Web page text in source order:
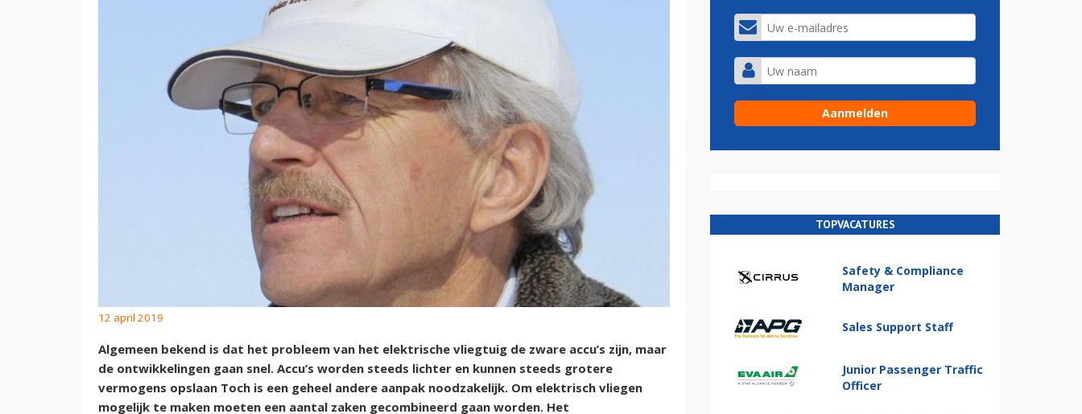
12 april 2019
Algemeen bekend is dat het probleem van het elektrische vliegtuig de zware accu’s zijn, maar
de ontwikkelingen gaan snel. Accu’s worden steeds lichter en kunnen steeds grotere
vermogens opslaan Toch is een geheel andere aanpak noodzakelijk. Om elektrisch vliegen
mogelijk te maken moeten een aantal zaken gecombineerd gaan worden. Het
TOPVACATURES
Safety & Compliance
Manager
Sales Support Staff
Junior Passenger Traffic
Officer